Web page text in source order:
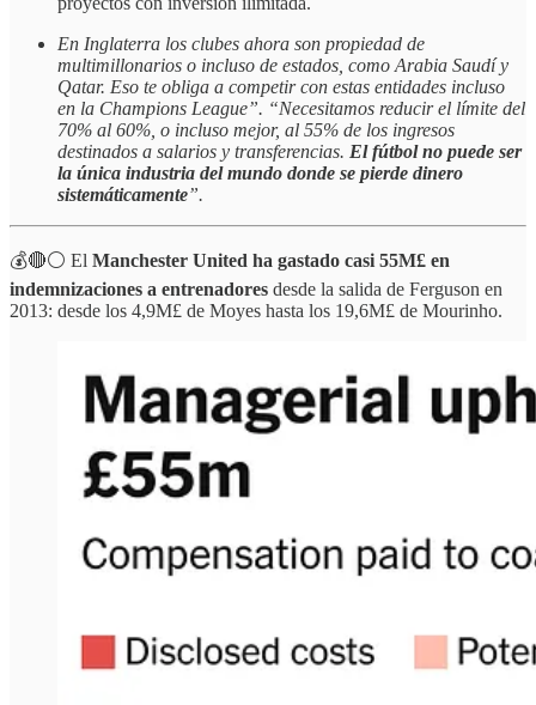
En Inglaterra los clubes ahora son propiedad de
multimillonarios o incluso de estados, como Arabia Saudí y
Qatar. Eso te obliga a competir con estas entidades incluso
en la Champions League”. “Necesitamos reducir el límite del
70% al 60%, o incluso mejor, al 55% de los ingresos
destinados a salarios y transferencias. El fútbol no puede ser
la única industria del mundo donde se pierde dinero
sistemáticamente”.
💰🔴⚪️ El Manchester United ha gastado casi 55M£ en
indemnizaciones a entrenadores desde la salida de Ferguson en
2013: desde los 4,9M£ de Moyes hasta los 19,6M£ de Mourinho.